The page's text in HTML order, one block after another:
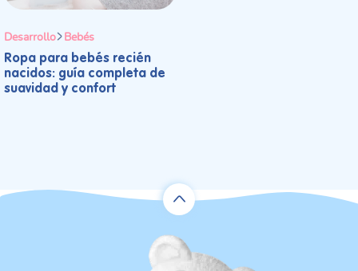
Desarrollo Bebés
Ropa para bebés recién
nacidos: guía completa de
suavidad y confort